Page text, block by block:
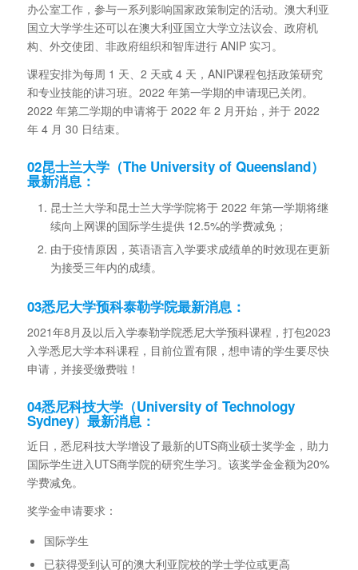
办公室工作，参与一系列影响国家政策制定的活动。澳大利亚
国立大学学生还可以在澳大利亚国立大学立法议会、政府机
构、外交使团、非政府组织和智库进行 ANIP 实习。
课程安排为每周 1 天、2 天或 4 天，ANIP课程包括政策研究
和专业技能的讲习班。2022 年第一学期的申请现已关闭。
2022 年第二学期的申请将于 2022 年 2 月开始，并于 2022
年 4 月 30 日结束。
02昆士兰大学（The University of Queensland）
最新消息：
昆士兰大学和昆士兰大学学院将于 2022 年第一学期将继
续向上网课的国际学生提供 12.5%的学费减免；
由于疫情原因，英语语言入学要求成绩单的时效现在更新
为接受三年内的成绩。
03悉尼大学预科泰勒学院最新消息：
2021年8月及以后入学泰勒学院悉尼大学预科课程，打包2023
入学悉尼大学本科课程，目前位置有限，想申请的学生要尽快
申请，并接受缴费啦！
04悉尼科技大学（University of Technology
Sydney）最新消息：
近日，悉尼科技大学增设了最新的UTS商业硕士奖学金，助力
国际学生进入UTS商学院的研究生学习。该奖学金金额为20%
学费减免。
奖学金申请要求：
国际学生
已获得受到认可的澳大利亚院校的学士学位或更高